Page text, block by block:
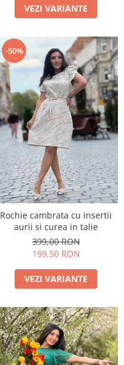
VEZI VARIANTE
-50%
Rochie cambrata cu insertii
aurii si curea in talie
399,00 RON
199,50 RON
VEZI VARIANTE